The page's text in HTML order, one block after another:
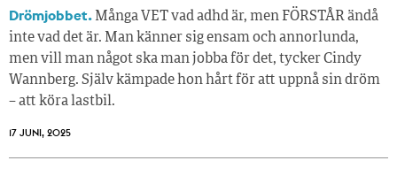
Drömjobbet. Många VET vad adhd är, men FÖRSTÅR ändå
inte vad det är. Man känner sig ensam och annorlunda,
men vill man något ska man jobba för det, tycker Cindy
Wannberg. Själv kämpade hon hårt för att uppnå sin dröm
– att köra lastbil.
17 JUNI, 2025